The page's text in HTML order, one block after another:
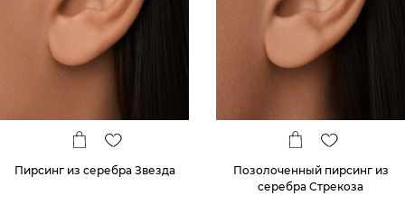
Пирсинг из серебра Звезда
Позолоченный пирсинг из
серебра Стрекоза